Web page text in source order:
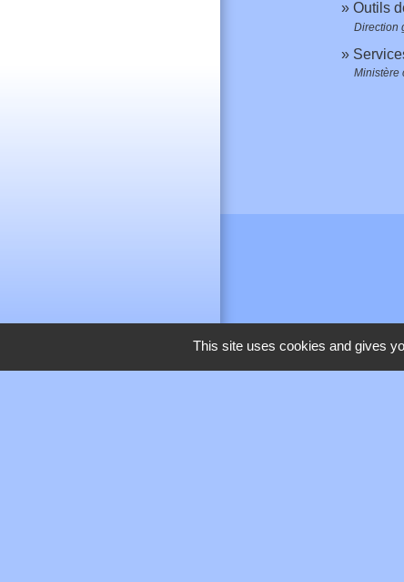
Outils
Direction
Ministère
This site uses cookies and gives